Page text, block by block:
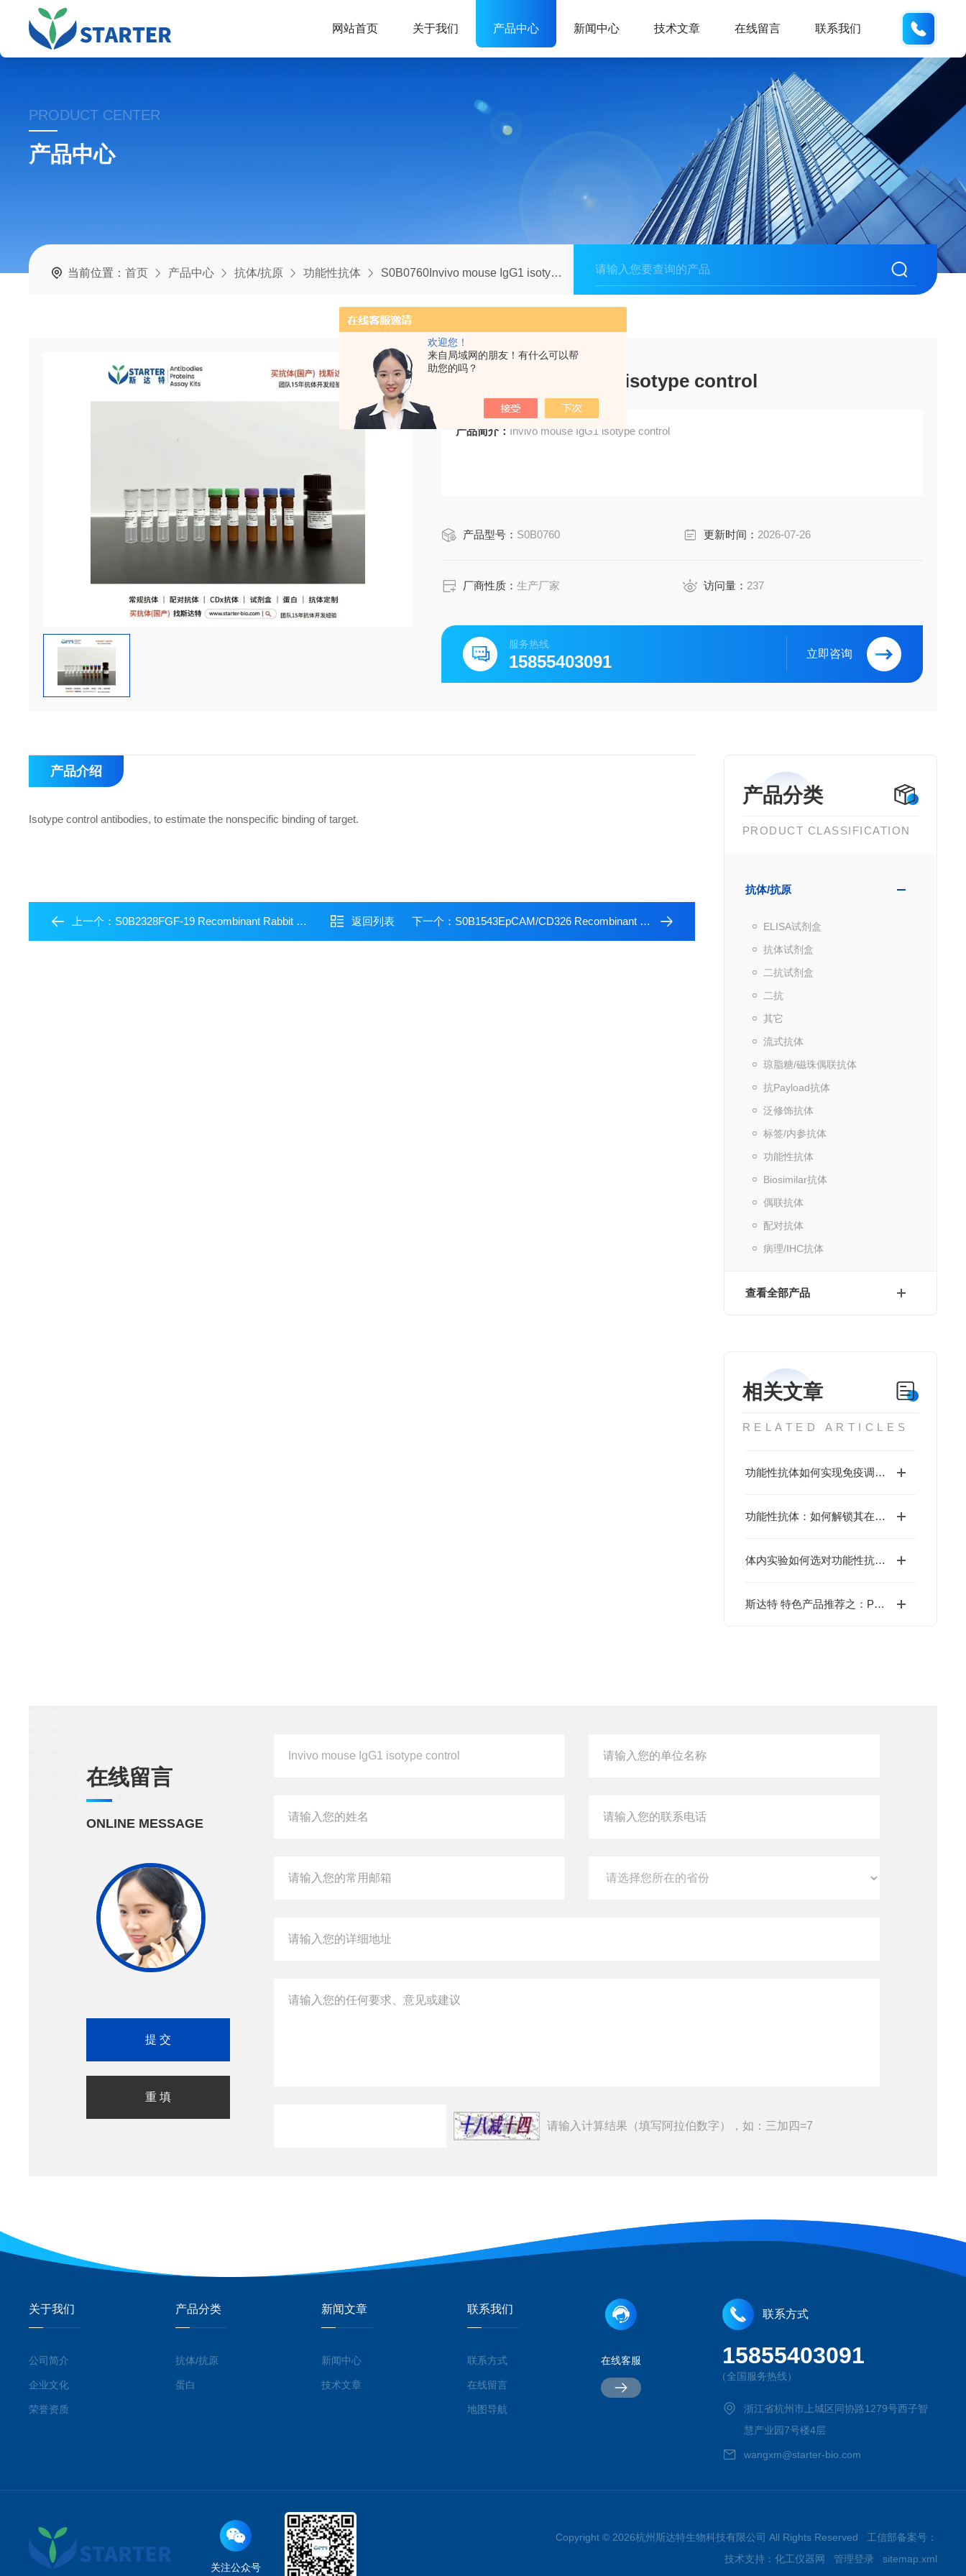
欢迎您！
来自局域网的朋友！有什么可以帮
助您的吗？
网站首页 关于我们 产品中心 新闻中心 技术文章 在线留言 联系我们
PRODUCT CENTER
产品中心
当前位置：首页 产品中心 抗体/抗原 功能性抗体 S0B0760Invivo mouse IgG1 isotype control
Invivo mouse IgG1 isotype control
产品简介： Invivo mouse IgG1 isotype control
产品型号： S0B0760 更新时间： 2026-07-26
厂商性质：生产厂家 访问量： 237
服务热线
15855403091 立即咨询
产品分类
PRODUCT CLASSIFICATION
抗体/抗原
ELISA试剂盒
抗体试剂盒
二抗试剂盒
二抗
其它
流式抗体
琼脂糖/磁珠偶联抗体
抗Payload抗体
泛修饰抗体
标签/内参抗体
功能性抗体
Biosimilar抗体
偶联抗体
配对抗体
病理/IHC抗体
查看全部产品
相关文章
RELATED ARTICLES
功能性抗体如何实现免疫调控？
功能性抗体：如何解锁其在生物医学研究中的无限潜能？
体内实验如何选对功能性抗体？
斯达特 特色产品推荐之：PD-1 功能性抗体
产品介绍
Isotype control antibodies, to estimate the nonspecific binding of target.
上一个： S0B2328FGF-19 Recombinant Rabbit mAb (SDT-1070-17) 返回列表 下一个： S0B1543EpCAM/CD326 Recombinant Rabbit mAb (Alexa Fluor? 488 Conjugate) (S-1009-76)
在线留言
ONLINE MESSAGE
请输入计算结果（填写阿拉伯数字），如：三加四=7
关于我们
公司简介
企业文化
荣誉资质
产品分类
抗体/抗原
蛋白
新闻文章
新闻中心
技术文章
联系我们
联系方式
在线留言
地图导航
在线客服
联系方式
15855403091
（全国服务热线）
浙江省杭州市上城区同协路1279号西子智
慧产业园7号楼4层
wangxm@starter-bio.com
关注公众号
Copyright © 2026杭州斯达特生物科技有限公司 All Rights Reserved 工信部备案号：
技术支持： 化工仪器网 管理登录 sitemap.xml